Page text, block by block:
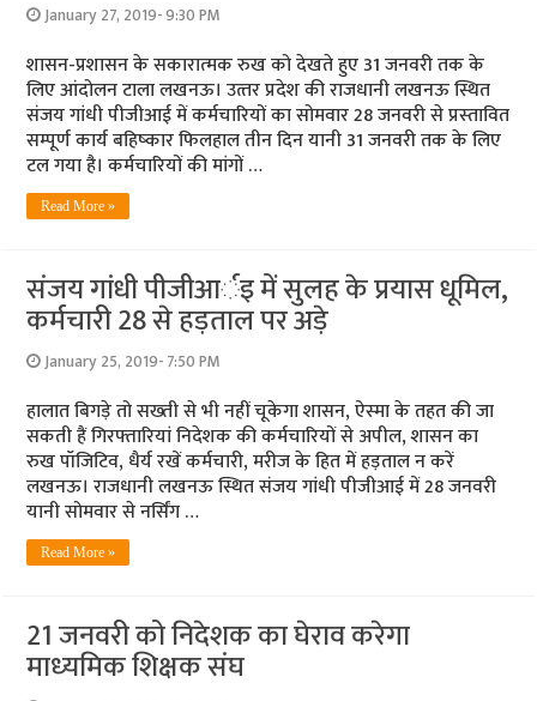
January 27, 2019- 9:30 PM
शासन-प्रशासन के सकारात्‍मक रुख को देखते हुए 31 जनवरी तक के
लिए आंदोलन टाला लखनऊ। उत्‍तर प्रदेश की राजधानी लखनऊ स्थित
संजय गांधी पीजीआई में कर्मचारियों का सोमवार 28 जनवरी से प्रस्‍तावित
सम्‍पूर्ण कार्य बहिष्‍कार फि‍लहाल तीन दिन यानी 31 जनवरी तक के लिए
टल गया है। कर्मचारियों की मांगों …
Read More »
संजय गांधी पीजीआर्इ में सुलह के प्रयास धूमिल,
कर्मचारी 28 से हड़ताल पर अड़े
January 25, 2019- 7:50 PM
हालात बिगड़े तो सख्‍ती से भी नहीं चूकेगा शासन, ऐस्‍मा के तहत की जा
सकती हैं गिरफ्तारियां निदेशक की कर्मचारियों से अपील, शासन का
रुख पॉजिटिव, धैर्य रखें कर्मचारी, मरीज के हित में हड़ताल न करें
लखनऊ। राजधानी लखनऊ स्थित संजय गांधी पीजीआई में 28 जनवरी
यानी सोमवार से नर्सिंग …
Read More »
21 जनवरी को निदेशक का घेराव करेगा
माध्‍यमिक शिक्षक संघ